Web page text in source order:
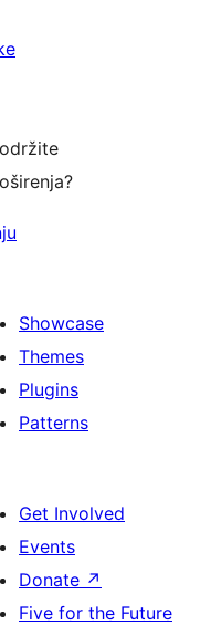
Showcase
Themes
Plugins
Patterns
Get Involved
Events
Donate ↗
Five for the Future